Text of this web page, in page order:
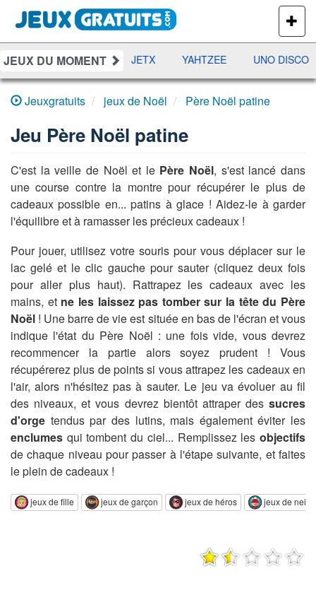
PLUS
DE
JEUX
JEUX DU MOMENT
DAMES RAMI JETX YAHTZEE UNO DISCO
Jeuxgratuits jeux de Noël Père Noël patine
Jeu Père Noël patine
C'est la veille de Noël et le Père Noël, s'est lancé dans
une course contre la montre pour récupérer le plus de
cadeaux possible en... patins à glace ! Aidez-le à garder
l'équilibre et à ramasser les précieux cadeaux !
Pour jouer, utilisez votre souris pour vous déplacer sur le
lac gelé et le clic gauche pour sauter (cliquez deux fois
pour aller plus haut). Rattrapez les cadeaux avec les
mains, etne les laissez pas tomber sur la tête du Père
Noël ! Une barre de vie est située en bas de l'écran et vous
indique l'état du Père Noël : une fois vide, vous devrez
recommencer la partie alors soyez prudent ! Vous
récupérerez plus de points si vous attrapez les cadeaux en
l'air, alors n'hésitez pas à sauter. Le jeu va évoluer au fil
des niveaux, et vous devrez bientôt attraper des sucres
d'orge tendus par des lutins, mais également éviter les
enclumes qui tombent du ciel... Remplissez les objectifs
de chaque niveau pour passer à l'étape suivante, et faites
le plein de cadeaux !
jeux de fille jeux de garçon jeux de héros jeux de neige